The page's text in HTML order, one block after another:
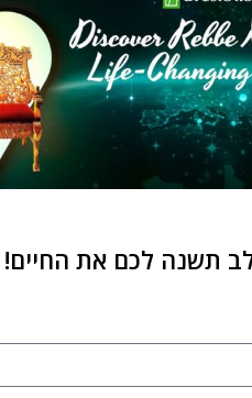
זאת, אתה מתחיל
רגע, אבל זה יהיה בזבוז לתת
תרצה לפגוש את בן/בת הזוג
ברשימת ה"לעשות" הדחופה
מוכן או מסוגל לתחזק
בבית שלך עם כסף וזמן
תשנה לכם את החיים!